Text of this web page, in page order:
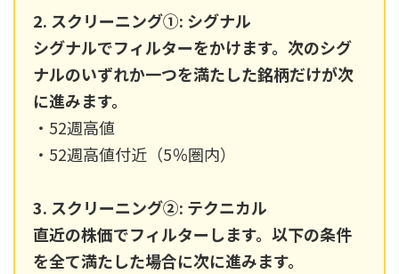
2. スクリーニング①: シグナル
シグナルでフィルターをかけます。次のシグ
ナルのいずれか一つを満たした銘柄だけが次
に進みます。
・52週高値
・52週高値付近（5％圏内）
3. スクリーニング②: テクニカル
直近の株価でフィルターします。以下の条件
を全て満たした場合に次に進みます。